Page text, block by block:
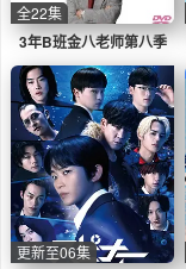
3年B班金八老师第八季
全22集
更新至06集